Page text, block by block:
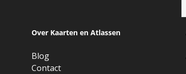
Over Kaarten en Atlassen
Blog
Contact